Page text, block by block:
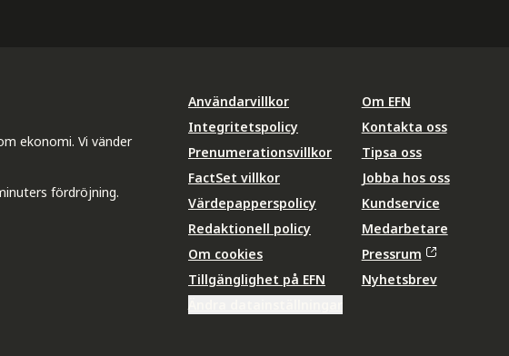
ekonomi. Vi vänder
fördröjning.
Användarvillkor
Integritetspolicy
Prenumerationsvillkor
FactSet villkor
Värdepapperspolicy
Redaktionell policy
Om cookies
Tillgänglighet på EFN
Om EFN
Kontakta oss
Tipsa oss
Jobba hos oss
Kundservice
Medarbetare
Pressrum
Nyhetsbrev